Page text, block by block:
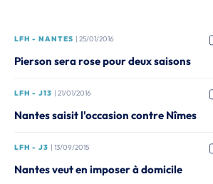
LFH - NANTES | 25/01/2016
Pierson sera rose pour deux saisons
LFH - J13 | 21/01/2016
Nantes saisit l'occasion contre Nîmes
LFH - J3 | 13/09/2015
Nantes veut en imposer à domicile